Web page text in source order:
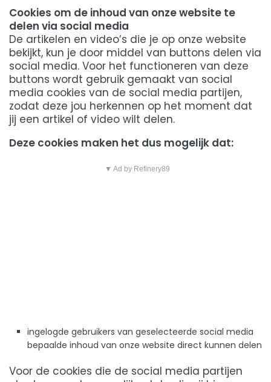
Cookies om de inhoud van onze website te
delen via social media
De artikelen en video’s die je op onze website
bekijkt, kun je door middel van buttons delen via
social media. Voor het functioneren van deze
buttons wordt gebruik gemaakt van social
media cookies van de social media partijen,
zodat deze jou herkennen op het moment dat
jij een artikel of video wilt delen.
Deze cookies maken het dus mogelijk dat:
▼ Ad by Refinery89
ingelogde gebruikers van geselecteerde social media
bepaalde inhoud van onze website direct kunnen delen
Voor de cookies die de social media partijen